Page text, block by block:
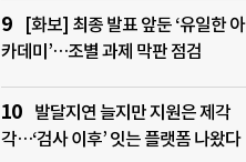
[화보] 최종 발표 앞둔 ‘유일한 아
카데미’…조별 과제 막판 점검
발달지연 늘지만 지원은 제각
각…‘검사 이후’ 잇는 플랫폼 나왔다